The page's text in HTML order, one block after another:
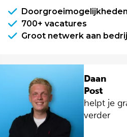
Doorgroeimogelijkheden
700+ vacatures
Groot netwerk aan
Daan
Post
helpt je
verder